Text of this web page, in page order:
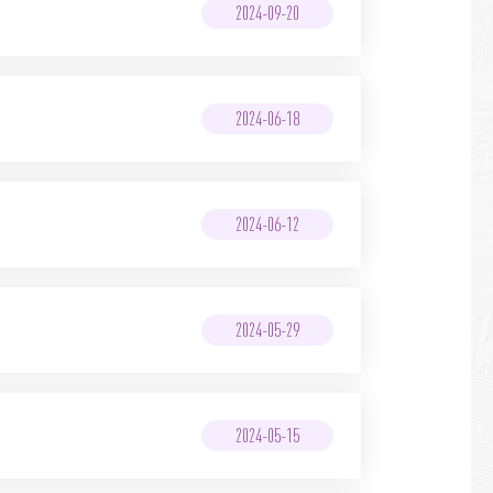
2024-09-20
2024-06-18
2024-06-12
2024-05-29
2024-05-15